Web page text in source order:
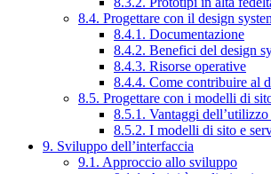
8.4. Progettare con il design
8.4.1. Documentazione
8.4.2. Benefici del design
8.4.3. Risorse operative
8.4.4. Come contribuire al
8.5. Progettare con i modelli di
8.5.1. Vantaggi
8.5.2. I modelli di sito e
9. Sviluppo dell’interfaccia
9.1. Approccio allo sviluppo